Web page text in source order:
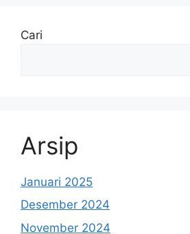
Cari
Arsip
Januari 2025
Desember 2024
November 2024